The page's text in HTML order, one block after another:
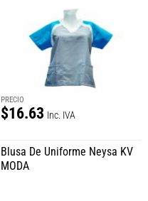
PRECIO
$16.63 Inc. IVA
Blusa De Uniforme Neysa KV
MODA